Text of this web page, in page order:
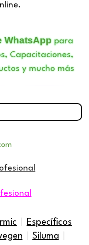
WhatsApppara
Capacitaciones,
y mucho más
Específicos
Siluma